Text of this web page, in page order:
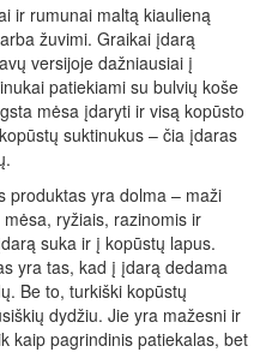
ir rumunai maltą kiaulieną
žuvimi. Graikai įdarą
versijoje dažniausiai į
patiekiami su bulvių koše
mėsa įdaryti ir visą kopūsto
suktinukus – čia įdaras
produktas yra dolma – maži
ryžiais, razinomis ir
suka ir į kopūstų lapus.
yra tas, kad į įdarą dedama
Be to, turkiški kopūstų
dydžiu. Jie yra mažesni ir
kaip pagrindinis patiekalas, bet